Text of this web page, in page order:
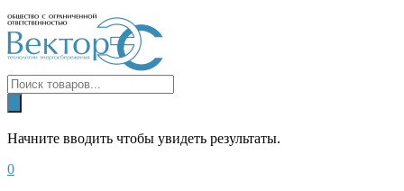
Начните вводить чтобы увидеть результаты.
0